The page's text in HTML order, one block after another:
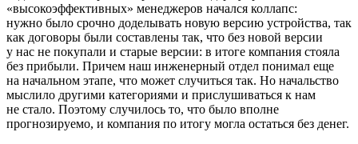
«высокоэффективных» менеджеров начался коллапс:
нужно было срочно доделывать новую версию устройства, так
как договоры были составлены так, что без новой версии
у нас не покупали и старые версии: в итоге компания стояла
без прибыли. Причем наш инженерный отдел понимал еще
на начальном этапе, что может случиться так. Но начальство
мыслило другими категориями и прислушиваться к нам
не стало. Поэтому случилось то, что было вполне
прогнозируемо, и компания по итогу могла остаться без денег.